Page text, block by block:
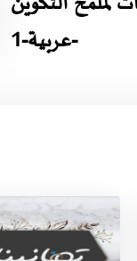
-عربية-1